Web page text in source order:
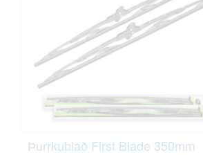
Þurrkublað First Blade 350mm